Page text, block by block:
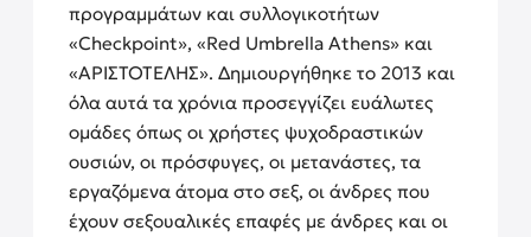
προγραμμάτων και συλλογικοτήτων
«Checkpoint», «Red Umbrella Athens» και
«ΑΡΙΣΤΟΤΕΛΗΣ». Δημιουργήθηκε το 2013 και
όλα αυτά τα χρόνια προσεγγίζει ευάλωτες
ομάδες όπως οι χρήστες ψυχοδραστικών
ουσιών, οι πρόσφυγες, οι μετανάστες, τα
εργαζόμενα άτομα στο σεξ, οι άνδρες που
έχουν σεξουαλικές επαφές με άνδρες και οι